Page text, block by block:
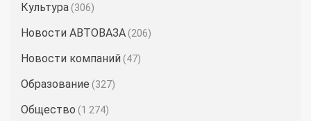
Культура (306)
Новости АВТОВАЗА (206)
Новости компаний (47)
Образование (327)
Общество (1 274)